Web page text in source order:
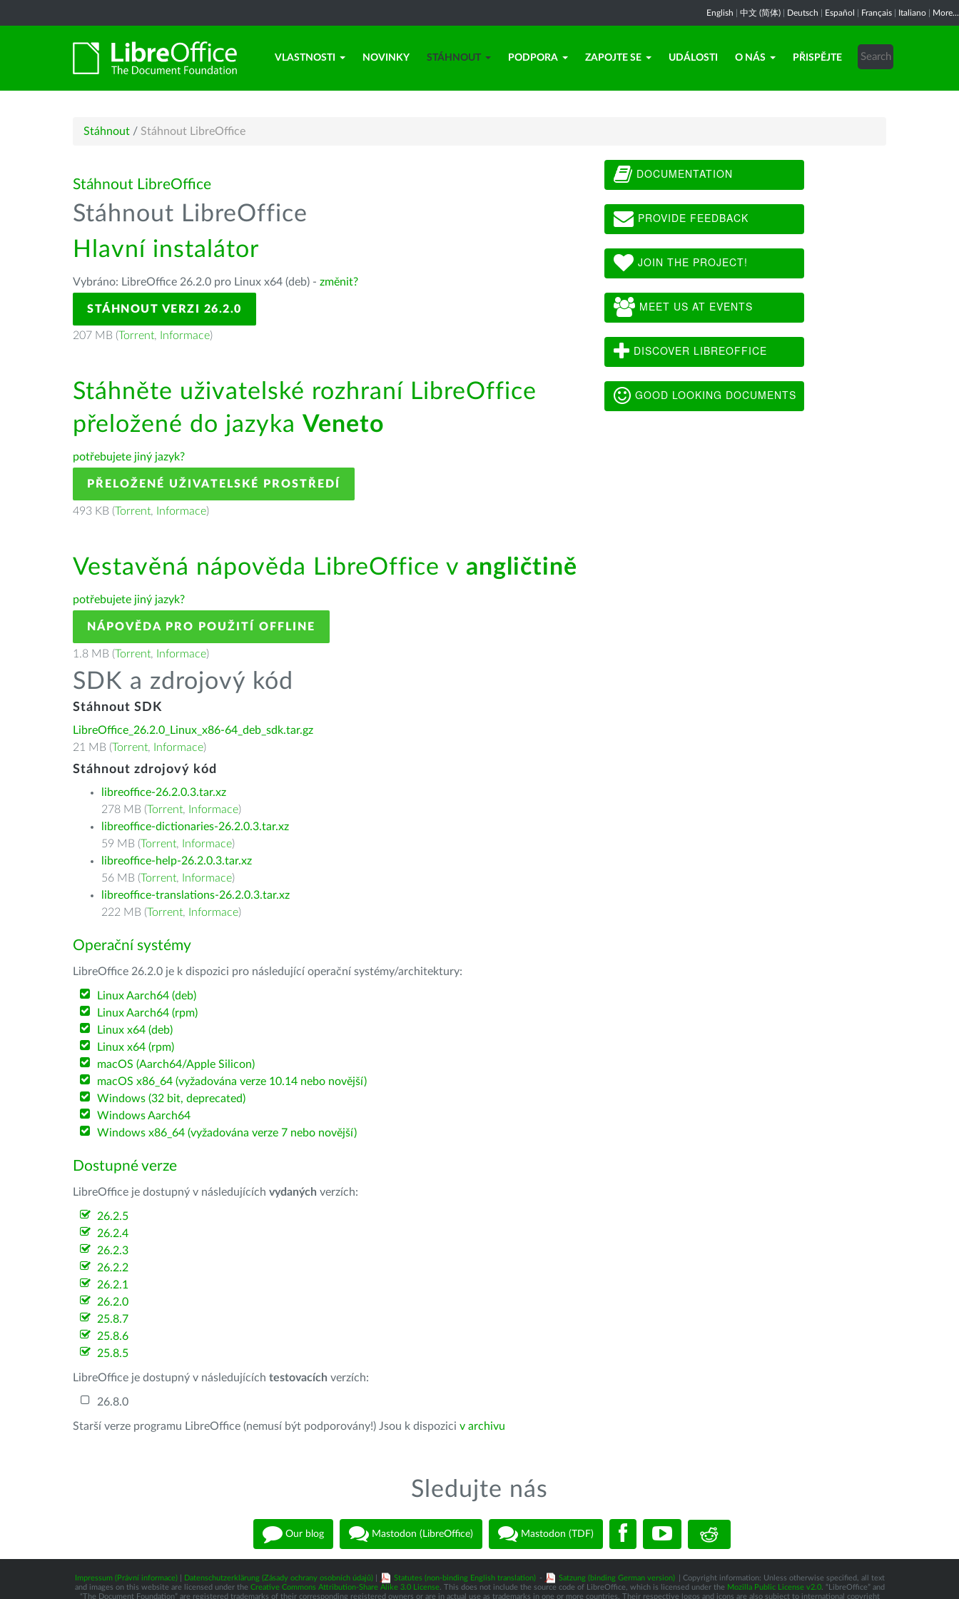
English 中文 (简体) Deutsch Español Français Italiano More...
VLASTNOSTI NOVINKY STÁHNOUT PODPORA ZAPOJTE SE UDÁLOSTI O NÁS PŘISPĚJTE
Stáhnout / Stáhnout LibreOffice
Stáhnout LibreOffice
Stáhnout LibreOffice
Hlavní instalátor
Vybráno: LibreOffice 26.2.0 pro Linux x64 (deb) - změnit?
STÁHNOUT VERZI 26.2.0
207 MB (Torrent, Informace)
Stáhněte uživatelské rozhraní LibreOffice
přeložené do jazyka Veneto
potřebujete jiný jazyk?
PŘELOŽENÉ UŽIVATELSKÉ PROSTŘEDÍ
493 KB (Torrent, Informace)
Vestavěná nápověda LibreOffice v angličtině
potřebujete jiný jazyk?
NÁPOVĚDA PRO POUŽITÍ OFFLINE
1.8 MB (Torrent, Informace)
SDK a zdrojový kód
Stáhnout SDK
LibreOffice_26.2.0_Linux_x86-64_deb_sdk.tar.gz
21 MB (Torrent, Informace)
Stáhnout zdrojový kód
libreoffice-26.2.0.3.tar.xz
278 MB (Torrent, Informace)
libreoffice-dictionaries-26.2.0.3.tar.xz
59 MB (Torrent, Informace)
libreoffice-help-26.2.0.3.tar.xz
56 MB (Torrent, Informace)
libreoffice-translations-26.2.0.3.tar.xz
222 MB (Torrent, Informace)
Operační systémy
LibreOffice 26.2.0 je k dispozici pro následující operační systémy/architektury:
Linux Aarch64 (deb)
Linux Aarch64 (rpm)
Linux x64 (deb)
Linux x64 (rpm)
macOS (Aarch64/Apple Silicon)
macOS x86_64 (vyžadována verze 10.14 nebo novější)
Windows (32 bit, deprecated)
Windows Aarch64
Windows x86_64 (vyžadována verze 7 nebo novější)
Dostupné verze
LibreOffice je dostupný v následujících vydaných verzích:
26.2.5
26.2.4
26.2.3
26.2.2
26.2.1
26.2.0
25.8.7
25.8.6
25.8.5
LibreOffice je dostupný v následujících testovacích verzích:
26.8.0
Starší verze programu LibreOffice (nemusí být podporovány!) Jsou k dispozici v archivu
DOCUMENTATION
PROVIDE FEEDBACK
JOIN THE PROJECT!
MEET US AT EVENTS
DISCOVER LIBREOFFICE
GOOD LOOKING DOCUMENTS
Sledujte nás
Our blog Mastodon (LibreOffice) Mastodon (TDF)
Impressum (Právní informace)| Datenschutzerklärung (Zásady ochrany osobních údajů)| Statutes (non-binding English translation) - Satzung (binding German version)
| Copyright information: Unless otherwise specified, all text
and images on this website are licensed under the Creative Commons Attribution-Share Alike 3.0 License. This does not include the source code of LibreOffice, which is licensed under the Mozilla Public License v2.0. “LibreOffice” and
“The Document Foundation” are registered trademarks of their corresponding registered owners or are in actual use as trademarks in one or more countries. Their respective logos and icons are also subject to international copyright